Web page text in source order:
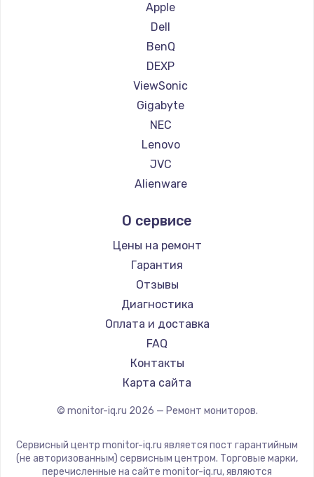
Ремонт мониторов iFFALCON
Ремонт мониторов Dahua
Apple
Dell
BenQ
DEXP
ViewSonic
Gigabyte
NEC
Lenovo
JVC
Alienware
Thunderobot
Hisense
АОС
Ardor
Machenike
iru
Titan Army
iFFALCON
Dahua
О сервисе
Цены на ремонт
Гарантия
Отзывы
Диагностика
Оплата и доставка
FAQ
Контакты
Карта сайта
© monitor-iq.ru 2026 — Ремонт мониторов.
Сервисный центр monitor-iq.ru является пост гарантийным
(не авторизованным) сервисным центром. Торговые марки,
перечисленные на сайте monitor-iq.ru, являются